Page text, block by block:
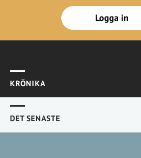
Logga in
KRÖNIKA
DET SENASTE